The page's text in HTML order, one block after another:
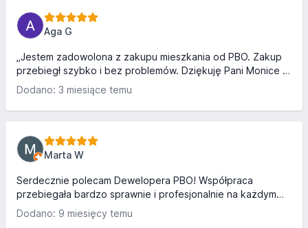
Aga G
„Jestem zadowolona z zakupu mieszkania od PBO. Zakup
przebiegł szybko i bez problemów. Dziękuję Pani Monice z
działu sprzedaży za pomoc i profesjonalne podejście!”
Polecam Dewelopera PBO.
Dodano: 3 miesiące temu
Marta W
Serdecznie polecam Dewelopera PBO! Współpraca
przebiegała bardzo sprawnie i profesjonalnie na każdym
etapie. Na szczególne wyróżnienie zasługuje Pani Monika z
działu sprzedaży - niezwykle miła, pomocna i
Dodano: 9 miesięcy temu